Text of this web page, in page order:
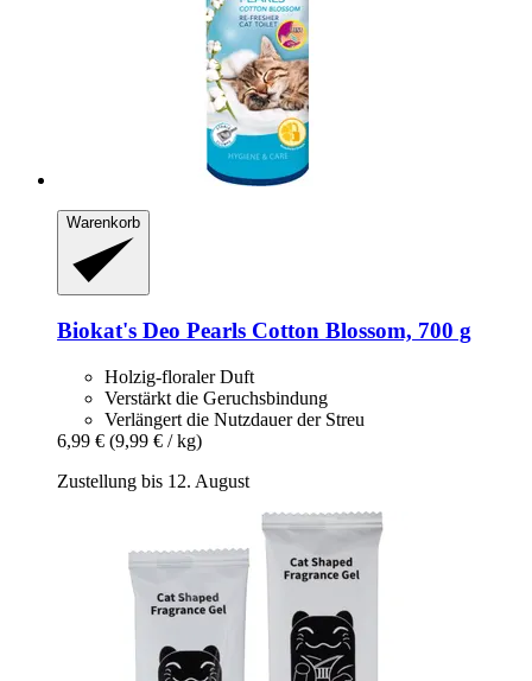
Warenkorb
Biokat's Deo Pearls Cotton Blossom, 700 g
Holzig-floraler Duft
Verstärkt die Geruchsbindung
Verlängert die Nutzdauer der Streu
6,99 € (9,99 € / kg)
Zustellung bis 12. August